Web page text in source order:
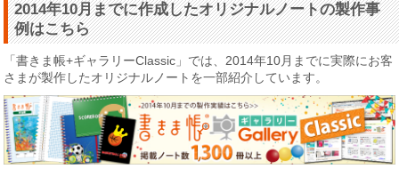
2014年10月までに作成したオリジナルノートの製作事
例はこちら
「書きま帳+ギャラリーClassic」では、2014年10月までに実際にお客
さまが製作したオリジナルノートを一部紹介しています。